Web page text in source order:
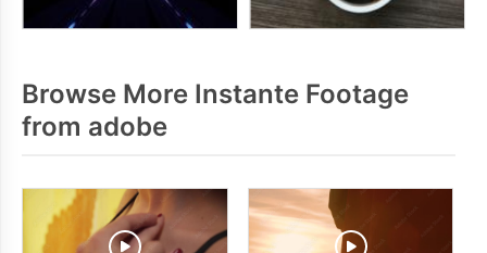
Browse More Instante Footage
from adobe